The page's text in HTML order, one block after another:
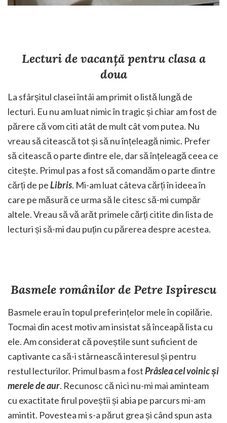
Lecturi de vacanță pentru clasa a
doua
La sfârșitul clasei întâi am primit o listă lungă de
lecturi. Eu nu am luat nimic în tragic și chiar am fost de
părere că vom citi atât de mult cât vom putea. Nu
vreau să citească tot și să nu înțeleagă nimic. Prefer
să citească o parte dintre ele, dar să înțeleagă ceea ce
citește. Primul pas a fost să comandăm o parte dintre
cărți de peLibris. Mi-am luat câteva cărți în ideea în
care pe măsură ce urma să le citesc să-mi cumpăr
altele. Vreau să vă arăt primele cărți citite din lista de
lecturi și să-mi dau puțin cu părerea despre acestea.
Basmele românilor de Petre Ispirescu
Basmele erau în topul preferințelor mele în copilărie.
Tocmai din acest motiv am insistat să înceapă lista cu
ele. Am considerat că poveștile sunt suficient de
captivante ca să-i stârnească interesul și pentru
restul lecturilor. Primul basm a fostPrâslea cel voinic și
merele de aur. Recunosc că nici nu-mi mai aminteam
cu exactitate firul poveștii și abia pe parcurs mi-am
amintit. Povestea mi s-a părut grea și când spun asta